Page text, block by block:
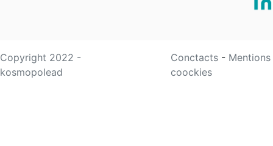
Copyright 2022 -
kosmopolead
Conctacts -
coockies